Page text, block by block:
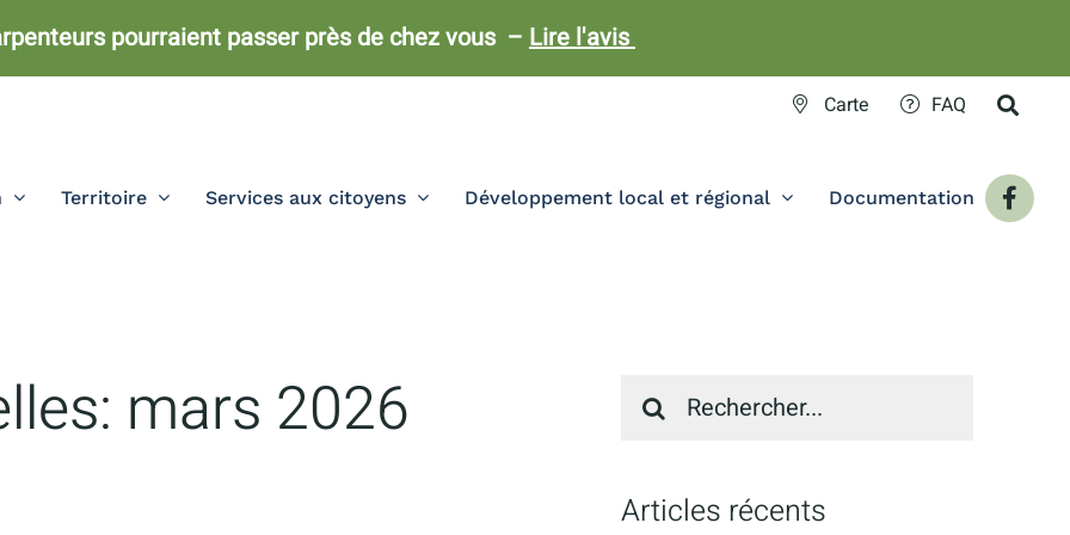
pourraient passer près de chez vous – Lire l'avis
Carte FAQ
Territoire Services aux citoyens Développement local et régional Documentation
mars 2026
sur
Articles récents